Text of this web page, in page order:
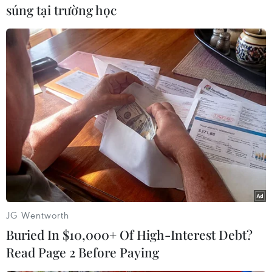
#sách giáo khoa 2025-2026
#nhà xuất bản giáo dục Việt Nam
#đảm bảo sách giáo khoa
#tăng tốc in sách giáo khoa
#thị trường sách giáo khoa
#chương trình mới
#sách giáo dục phổ thông
#phân phối sách giáo khoa
#năm học mới
#dịch vụ in ấn sách
súng tại trường học
JG Wentworth
Buried In $10,000+ Of High-Interest Debt?
Read Page 2 Before Paying